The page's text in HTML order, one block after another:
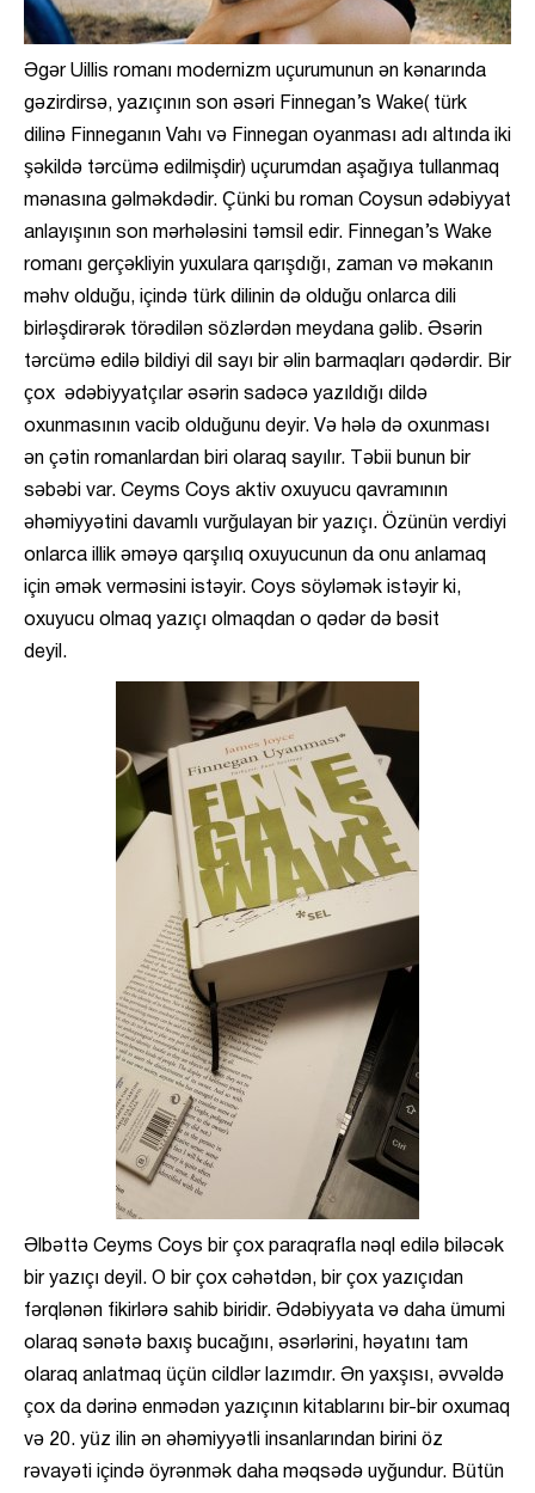
Əgər Uillis romanı modernizm uçurumunun ən kənarında
gəzirdirsə, yazıçının son əsəri Finnegan’s Wake( türk
dilinə Finneganın Vahı və Finnegan oyanması adı altında iki
şəkildə tərcümə edilmişdir) uçurumdan aşağıya tullanmaq
mənasına gəlməkdədir. Çünki bu roman Coysun ədəbiyyat
anlayışının son mərhələsini təmsil edir. Finnegan’s Wake
romanı gerçəkliyin yuxulara qarışdığı, zaman və məkanın
məhv olduğu, içində türk dilinin də olduğu onlarca dili
birləşdirərək törədilən sözlərdən meydana gəlib. Əsərin
tərcümə edilə bildiyi dil sayı bir əlin barmaqları qədərdir. Bir
çox ədəbiyyatçılar əsərin sadəcə yazıldığı dildə
oxunmasının vacib olduğunu deyir. Və hələ də oxunması
ən çətin romanlardan biri olaraq sayılır. Təbii bunun bir
səbəbi var. Ceyms Coys aktiv oxuyucu qavramının
əhəmiyyətini davamlı vurğulayan bir yazıçı. Özünün verdiyi
onlarca illik əməyə qarşılıq oxuyucunun da onu anlamaq
için əmək verməsini istəyir. Coys söyləmək istəyir ki,
oxuyucu olmaq yazıçı olmaqdan o qədər də bəsit
Əlbəttə Ceyms Coys bir çox paraqrafla nəql edilə biləcək
bir yazıçı deyil. O bir çox cəhətdən, bir çox yazıçıdan
fərqlənən fikirlərə sahib biridir. Ədəbiyyata və daha ümumi
olaraq sənətə baxış bucağını, əsərlərini, həyatını tam
olaraq anlatmaq üçün cildlər lazımdır. Ən yaxşısı, əvvəldə
çox da dərinə enmədən yazıçının kitablarını bir-bir oxumaq
və 20. yüz ilin ən əhəmiyyətli insanlarından birini öz
rəvayəti içində öyrənmək daha məqsədə uyğundur. Bütün